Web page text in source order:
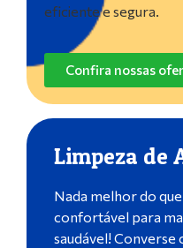
eficiente e segura.
Confira nossas
Limpeza de
Nada melhor do
confortável para
saudável! Converse